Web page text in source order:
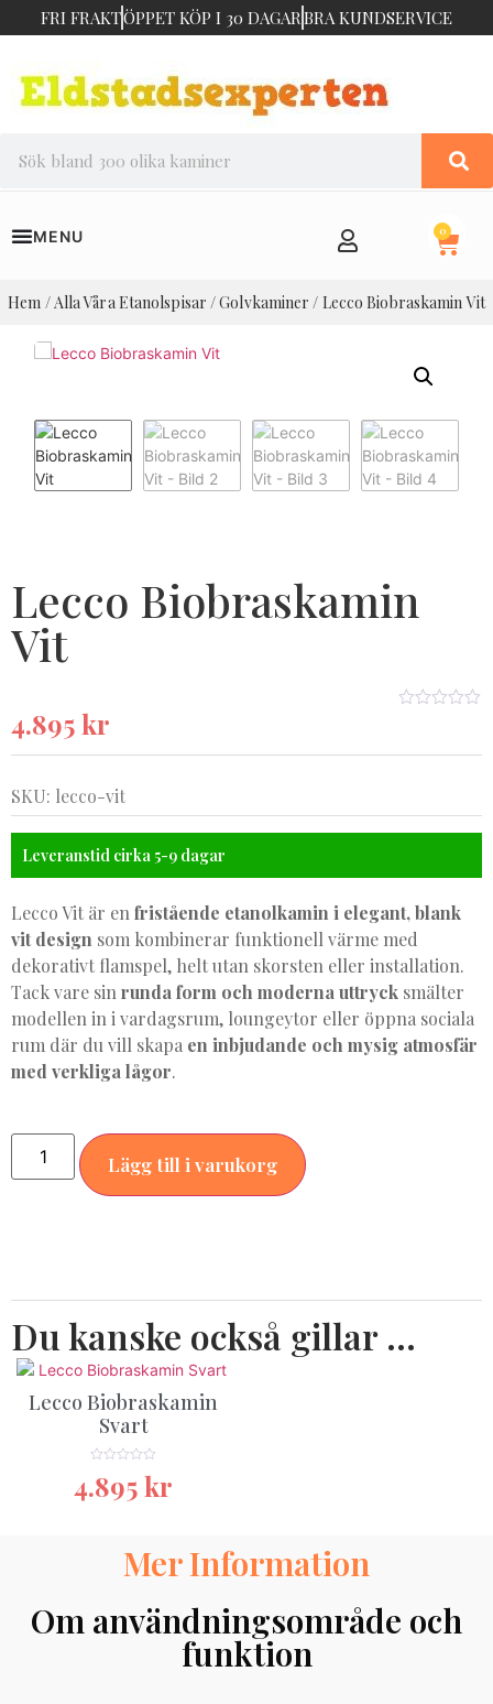
FRI FRAKTÖPPET KÖP I 30 DAGARBRA KUNDSERVICE
0
Hem /Alla Våra Etanolspisar /Golvkaminer / Lecco Biobraskamin Vit
Lecco Biobraskamin
Vit
4.895kr
SKU: lecco-vit
Leveranstid cirka 5-9 dagar
Lecco Vit är en fristående etanolkamin i elegant, blank
vit design som kombinerar funktionell värme med
dekorativt flamspel, helt utan skorsten eller installation.
Tack vare sin runda form och moderna uttryck smälter
modellen in i vardagsrum, loungeytor eller öppna sociala
rum där du vill skapa en inbjudande och mysig atmosfär
med verkliga lågor.
Lägg till i varukorg
Du kanske också gillar …
Lecco Biobraskamin
Svart
4.895kr
Mer Information
Om användningsområde och
funktion